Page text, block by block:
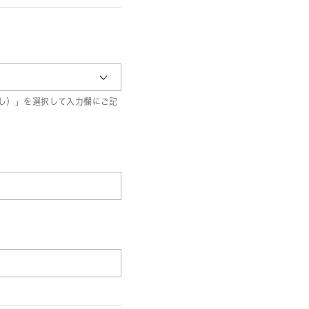
）」を選択して入力欄にご記